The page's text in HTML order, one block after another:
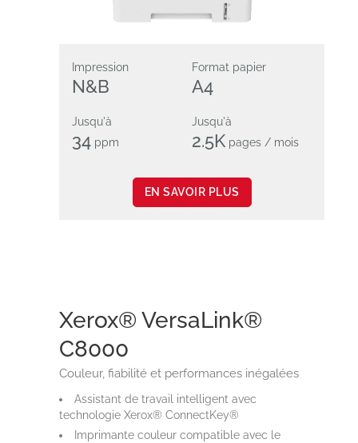
Impression
N&B
Format papier
A4
Jusqu'à
34 ppm
Jusqu'à
2.5K pages / mois
EN SAVOIR PLUS
Xerox® VersaLink®
C8000
Couleur, fiabilité et performances inégalées
Assistant de travail intelligent avec
technologie Xerox® ConnectKey®
Imprimante couleur compatible avec le